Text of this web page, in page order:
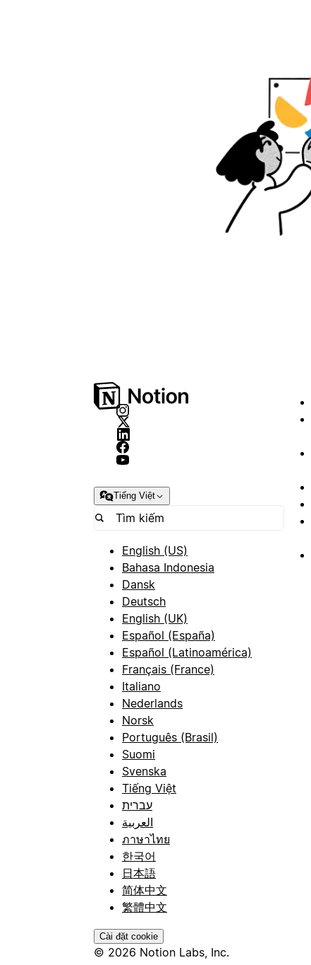
Tiếng Việt
English (US)
Bahasa Indonesia
Dansk
Deutsch
English (UK)
Español (España)
Español (Latinoamérica)
Français (France)
Italiano
Nederlands
Norsk
Português (Brasil)
Suomi
Svenska
Tiếng Việt
עברית
العربية
ภาษาไทย
한국어
日本語
简体中文
繁體中文
Cài đặt cookie
© 2026 Notion Labs, Inc.